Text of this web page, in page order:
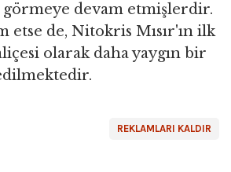
devam etmişlerdir.
etse de, Nitokris Mısır'ın ilk
olarak daha yaygın bir
REKLAMLARI KALDIR